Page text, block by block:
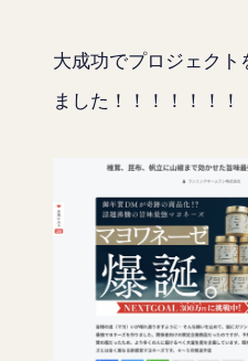
大成功でプロジェクト
ました！！！！！！！